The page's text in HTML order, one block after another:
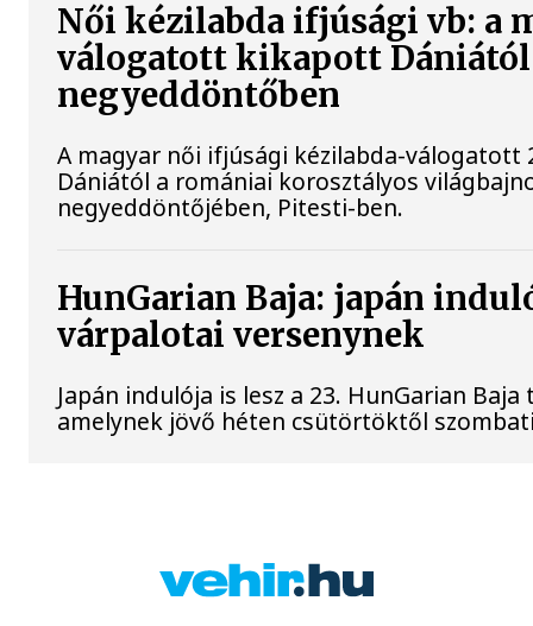
Női kézilabda ifjúsági vb: a
válogatott kikapott Dániától
negyeddöntőben
A magyar női ifjúsági kézilabda-válogatott
Dániától a romániai korosztályos
negyeddöntőjében, Pitesti-ben.
HunGarian Baja: japán
várpalotai versenynek
Japán indulója is lesz a 23. HunGarian
amelynek jövő héten csütörtöktől